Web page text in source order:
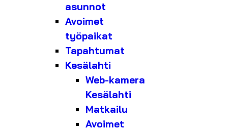
asunnot
Avoimet
työpaikat
Tapahtumat
Kesälahti
Web-kamera
Kesälahti
Matkailu
Avoimet